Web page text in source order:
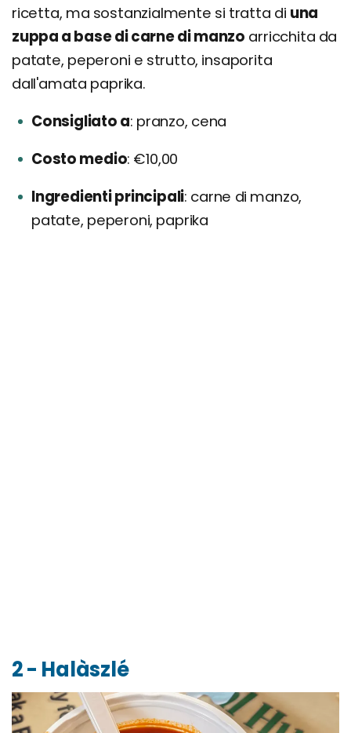
ricetta, ma sostanzialmente si tratta di una
zuppa a base di carne di manzo arricchita da
patate, peperoni e strutto, insaporita
dall'amata paprika.
Consigliato a pranzo, cena
Costo medio €10,00
Ingredienti principali carne di manzo,
patate, peperoni, paprika
2 - Halàszlé